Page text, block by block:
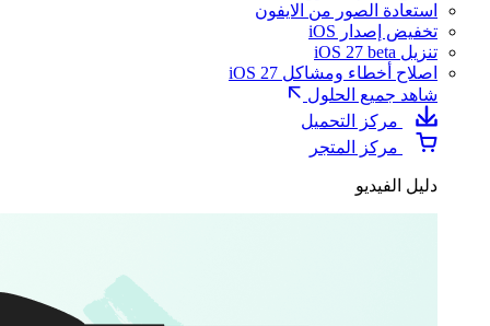
استعادة الصور من الايفون
تخفيض إصدار iOS
تنزيل iOS 27 beta
اصلاح أخطاء ومشاكل iOS 27
شاهد جميع الحلول
مركز التحميل
مركز المتجر
دليل الفيديو